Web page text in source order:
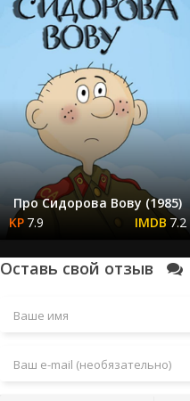
Про Сидорова Вову (1985)
7.9
7.2
Оставь свой отзыв